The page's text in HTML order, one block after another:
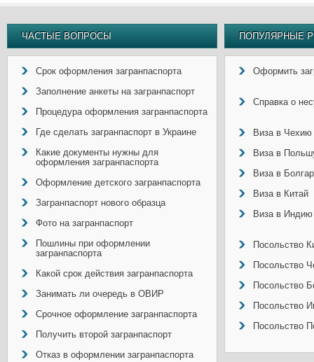
ЧАСТЫЕ ВОПРОСЫ
Срок оформления загранпаспорта
Заполнение анкеты на загранпаспорт
Процедура оформления загранпаспорта
Где сделать загранпаспорт в Украине
Какие документы нужны для
оформления загранпаспорта
Оформление детского загранпаспорта
Загранпаспорт нового образца
Фото на загранпаспорт
Пошлины при оформлении
загранпаспорта
Какой срок действия загранпаспорта
Занимать ли очередь в ОВИР
Срочное оформление загранпаспорта
Получить второй загранпаспорт
Отказ в оформлении загранпаспорта
ПОПУЛЯРНЫЕ
Оформить
Справка о
Виза в Чехию
Виза в
Виза в
Виза в Китай
Виза в Индию
Посольство
Посольство
Посольство
Посольство
Посольство